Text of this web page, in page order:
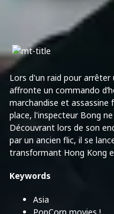
Lors d'un raid pour arrêter
affronte un commando
marchandise et assassine
place, l'inspecteur Bong
Découvrant lors de son
par un ancien flic, il se
transformant Hong Kong
Keywords
Asia